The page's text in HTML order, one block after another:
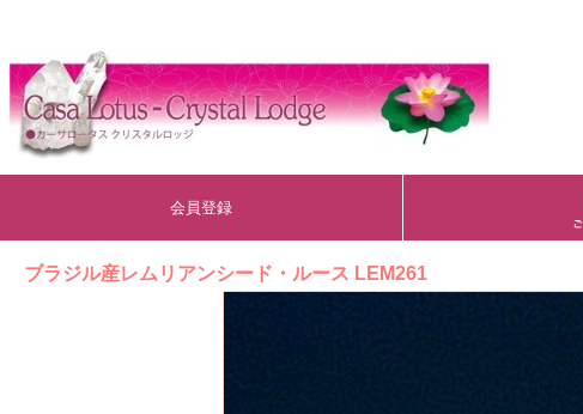
会員登録
ブラジル産レムリアンシード・ルース LEM261